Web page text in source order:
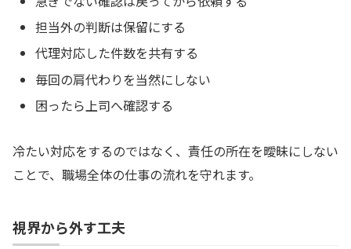
担当外の判断は保留にする
代理対応した件数を共有する
毎回の肩代わりを当然にしない
困ったら上司へ確認する
冷たい対応をするのではなく、責任の所在を曖昧にしない
ことで、職場全体の仕事の流れを守れます。
視界から外す工夫